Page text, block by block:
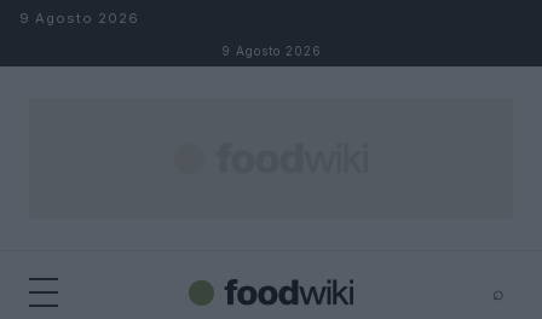
Salta al contenuto
9 Agosto 2026
9 Agosto 2026
⌕